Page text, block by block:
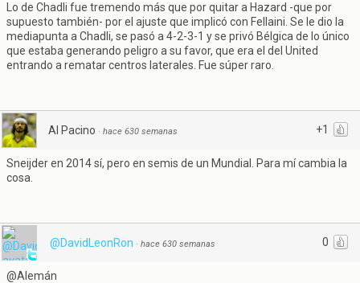
Lo de Chadli fue tremendo más que por quitar a Hazard -que por
supuesto también- por el ajuste que implicó con Fellaini. Se le dio la
mediapunta a Chadli, se pasó a 4-2-3-1 y se privó Bélgica de lo único
que estaba generando peligro a su favor, que era el del United
entrando a rematar centros laterales. Fue súper raro.
+1
Al Pacino · hace 630 semanas
Sneijder en 2014 sí, pero en semis de un Mundial. Para mí cambia la
cosa.
0
@DavidLeonRon · hace 630 semanas
@Alemán